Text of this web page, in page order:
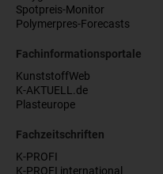
Spotpreis-Monitor
Polymerpres-Forecasts
Fachinformationsportale
KunststoffWeb
K-AKTUELL.de
Plasteurope
Fachzeitschriften
K-PROFI
K-PROFI international